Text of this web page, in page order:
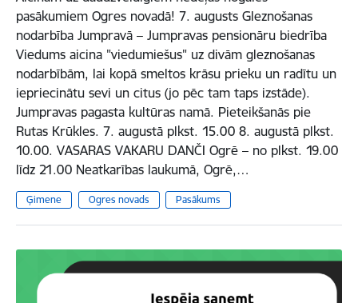
pasākumiem Ogres novadā! 7. augusts Gleznošanas
nodarbība Jumpravā – Jumpravas pensionāru biedrība
Viedums aicina "viedumiešus" uz divām gleznošanas
nodarbībām, lai kopā smeltos krāsu prieku un radītu un
iepriecinātu sevi un citus (jo pēc tam taps izstāde).
Jumpravas pagasta kultūras namā. Pieteikšanās pie
Rutas Krūkles. 7. augustā plkst. 15.00 8. augustā plkst.
10.00. VASARAS VAKARU DANČI Ogrē – no plkst. 19.00
līdz 21.00 Neatkarības laukumā, Ogrē,…
Ģimene Ogres novads Pasākums